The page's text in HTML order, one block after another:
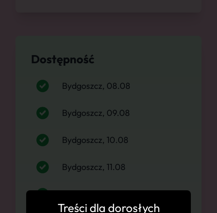
Dostępność
Bydgoszcz, 08.08
Bydgoszcz, 09.08
Bydgoszcz, 10.08
Bydgoszcz, 11.08
Bydgoszcz, 12.08
Treści dla dorosłych